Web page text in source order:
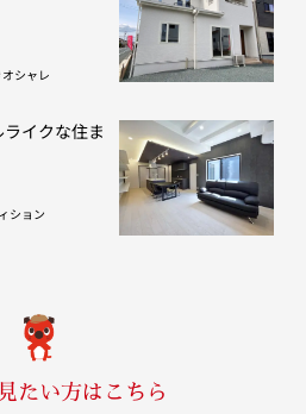
オシャレ
イクな住ま
ション
たい方はこちら